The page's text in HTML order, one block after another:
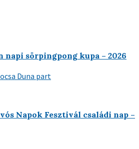
napi sörpingpong kupa – 2026
Duna part
Napok Fesztivál családi nap –